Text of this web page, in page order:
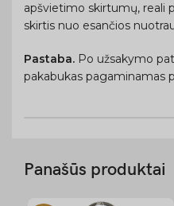
apšvietimo skirtumų, reali
skirtis nuo esančios
Pastaba. Po užsakymo
pakabukas pagaminamas
Panašūs produktai